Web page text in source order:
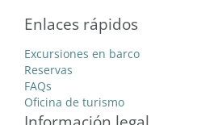
Enlaces rápidos
Excursiones en barco
Reservas
FAQs
Oficina de turismo